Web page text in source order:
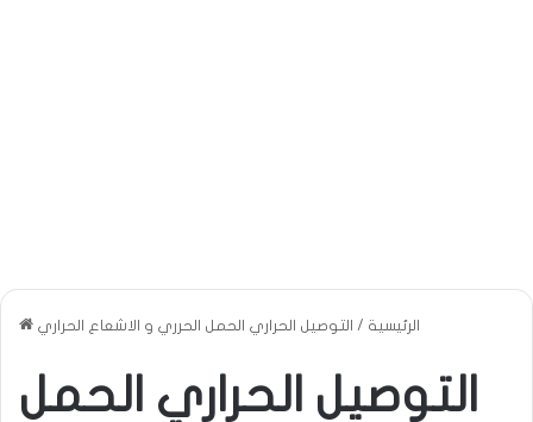
الرئيسية / التوصيل الحراري الحمل الحرري و الاشعاع الحراري
التوصيل الحراري الحمل